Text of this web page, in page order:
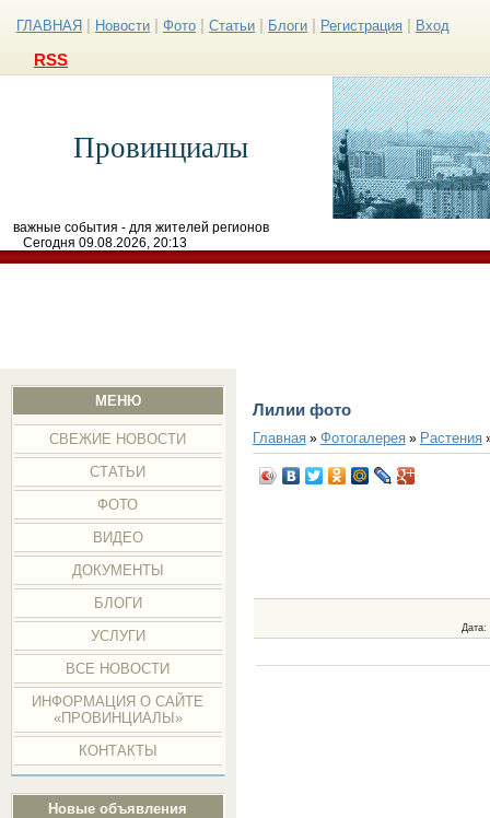
ГЛАВНАЯ Новости Фото Статьи Блоги Регистрация Вход
RSS
Провинциалы
важные события - для жителей регионов
Сегодня 09.08.2026, 20:13
МЕНЮ
СВЕЖИЕ НОВОСТИ
СТАТЬИ
ФОТО
ВИДЕО
ДОКУМЕНТЫ
БЛОГИ
УСЛУГИ
ВСЕ НОВОСТИ
ИНФОРМАЦИЯ О САЙТЕ
«ПРОВИНЦИАЛЫ»
КОНТАКТЫ
Новые объявления
Лилии фото
Главная» Фотогалерея» Растения
Дата: